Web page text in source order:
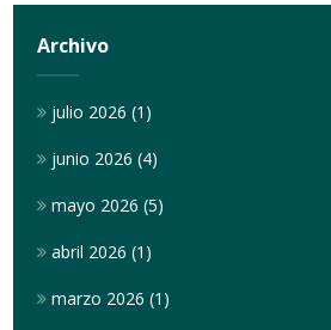
Archivo
julio 2026 (1)
junio 2026 (4)
mayo 2026 (5)
abril 2026 (1)
marzo 2026 (1)